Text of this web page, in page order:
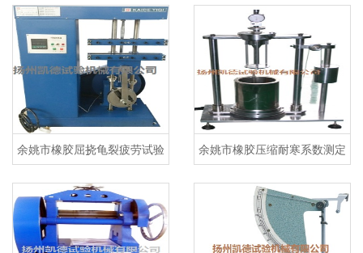
余姚市橡胶屈挠龟裂疲劳试验
机
余姚市橡胶压缩耐寒系数测定
仪